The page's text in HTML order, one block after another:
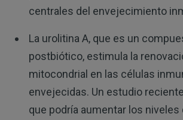
centrales del envejecimiento
La urolitina A, que es un
postbiótico, estimula la
mitocondrial en las células
envejecidas. Un estudio
que podría aumentar los niveles